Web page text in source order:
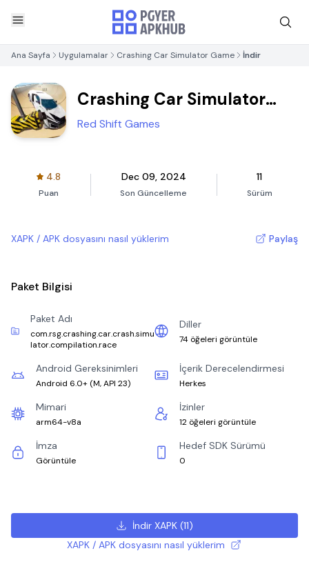
Ana Sayfa Uygulamalar Crashing Car Simulator Game İndir
Crashing Car Simulator
Game
Red Shift Games
4.8
Puan
Dec 09, 2024
Son Güncelleme
11
Sürüm
XAPK / APK dosyasını nasıl yüklerim Paylaş
Paket Bilgisi
Paket Adı
com.rsg.crashing.car.crash.simu
lator.compilation.race
Diller
74 öğeleri görüntüle
Android Gereksinimleri
Android 6.0+ (M, API 23)
İçerik Derecelendirmesi
Herkes
Mimari
arm64-v8a
İzinler
12 öğeleri görüntüle
İmza
Görüntüle
Hedef SDK Sürümü
0
İndir XAPK(11)
XAPK / APK dosyasını nasıl yüklerim